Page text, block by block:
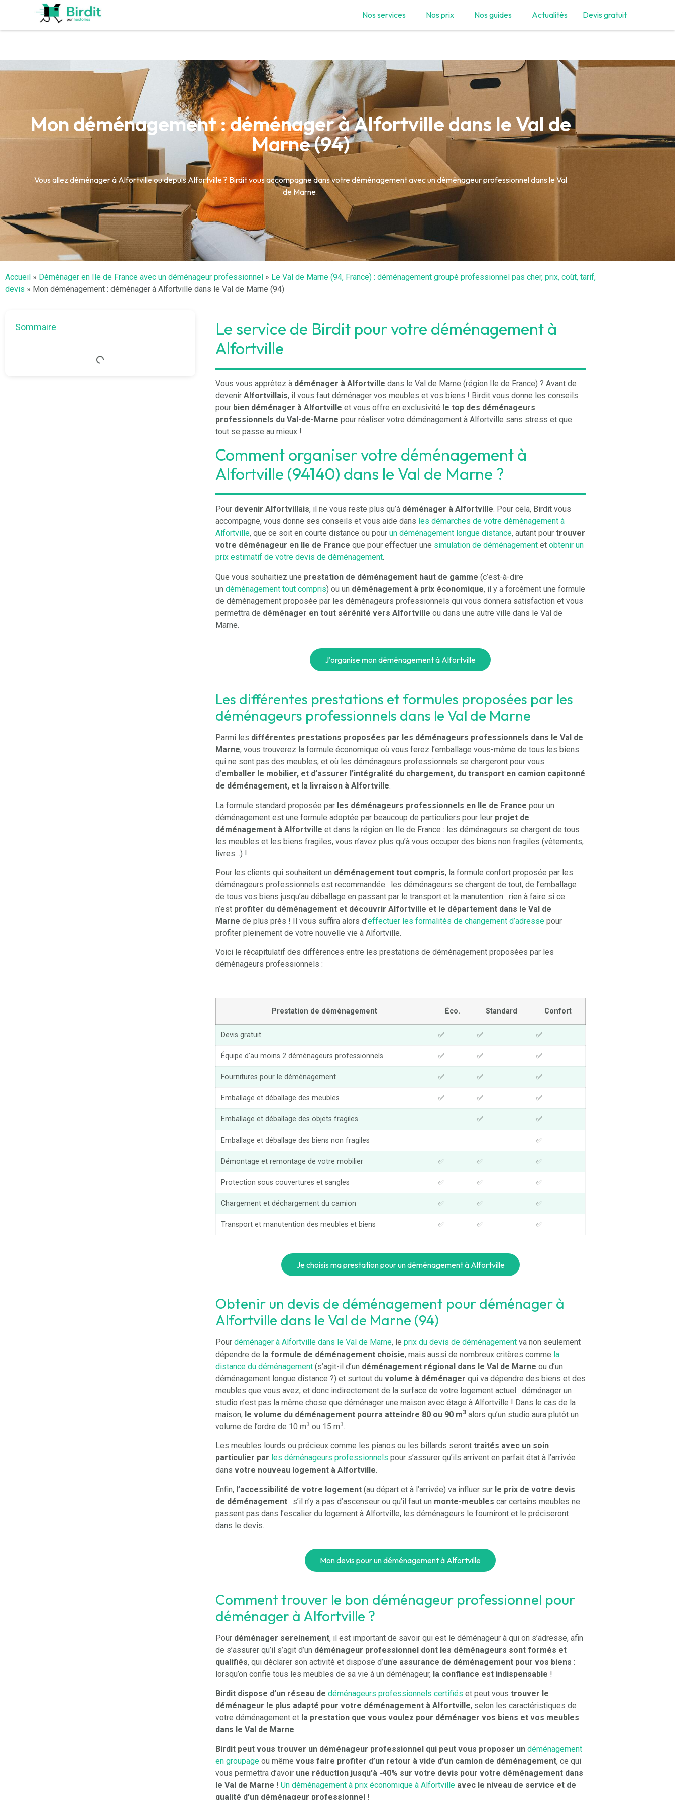
Nos services Nos prix Nos guides Actualités Devis gratuit
Mon déménagement : déménager à Alfortville dans le Val de
Marne (94)
Vous allez déménager à Alfortville ou depuis Alfortville ? Birdit vous accompagne dans votre déménagement avec un déménageur professionnel dans le Val
de Marne.
Accueil » Déménager en Ile de France avec un déménageur professionnel » Le Val de Marne (94, France) : déménagement groupé professionnel pas cher, prix, coût, tarif,
devis » Mon déménagement : déménager à Alfortville dans le Val de Marne (94)
Sommaire
Le service de Birdit pour votre déménagement à
Alfortville
Vous vous apprêtez à déménager à Alfortville dans le Val de Marne (région Ile de France) ? Avant de
devenir Alfortvillais, il vous faut déménager vos meubles et vos biens ! Birditvous donne les conseils
pour bien déménager à Alfortville et vous offre en exclusivité le top des déménageurs
professionnels du Val-de-Marne pour réaliser votre déménagement à Alfortville sans stress et que
tout se passe au mieux !
Comment organiser votre déménagement à
Alfortville (94140) dans le Val de Marne ?
Pour devenir Alfortvillais, il ne vous reste plus qu’à déménager à Alfortville. Pour cela, Birditvous
accompagne, vous donne ses conseils et vous aide dans les démarches de votre déménagement à
Alfortville, que ce soit en courte distance ou pour un déménagement longue distance, autant pour trouver
votre déménageur en Ile de France que pour effectuer une simulation de déménagementet obtenir un
prix estimatif de votre devis de déménagement.
Que vous souhaitiez une prestation de déménagement haut de gamme (c’est-à-dire
un déménagement tout compris) ou un déménagement à prix économique, il y a forcément une formule
de déménagement proposée par les déménageurs professionnels qui vous donnera satisfaction et vous
permettra de déménager en tout sérénité vers Alfortville ou dans une autre ville dans le Val de
Marne.
J'organise mon déménagement à Alfortville
Les différentes prestations et formules proposées par les
déménageurs professionnels dans le Val de Marne
Parmi les différentes prestations proposées par les déménageurs professionnels dans le Val de
Marne, vous trouverez la formule économique où vous ferez l’emballage vous-même de tous les biens
qui ne sont pas des meubles, et où les déménageurs professionnels se chargeront pour vous
d’emballer le mobilier, et d’assurer l’intégralité du chargement, du transport en camion capitonné
de déménagement, et la livraison à Alfortville.
La formule standard proposée par les déménageurs professionnels en Ile de France pour un
déménagement est une formule adoptée par beaucoup de particuliers pour leur projet de
déménagement à Alfortville et dans la région en Ile de France : les déménageurs se chargent de tous
les meubles et les biens fragiles, vous n’avez plus qu’à vous occuper des biens non fragiles (vêtements,
livres…) !
Pour les clients qui souhaitent un déménagement tout compris, la formule confort proposée par les
déménageurs professionnels est recommandée : les déménageurs se chargent de tout, de l’emballage
de tous vos biens jusqu’au déballage en passant par le transport et la manutention : rien à faire si ce
n’est profiter du déménagement et découvrir Alfortville et le département dans le Val de
Marne de plus près ! Il vous suffira alors d’effectuer les formalités de changement d’adressepour
profiter pleinement de votre nouvelle vie à Alfortville.
Voici le récapitulatif des différences entre les prestations de déménagement proposées par les
déménageurs professionnels :
Prestation de déménagement Éco. Standard Confort
Devis gratuit ✅ ✅ ✅
Équipe d'au moins 2 déménageurs professionnels ✅ ✅ ✅
Fournitures pour le déménagement ✅ ✅ ✅
Emballage et déballage des meubles ✅ ✅ ✅
Emballage et déballage des objets fragiles ✅ ✅
Emballage et déballage des biens non fragiles ✅
Démontage et remontage de votre mobilier ✅ ✅ ✅
Protection sous couvertures et sangles ✅ ✅ ✅
Chargement et déchargement du camion ✅ ✅ ✅
Transport et manutention des meubles et biens ✅ ✅ ✅
Je choisis ma prestation pour un déménagement à Alfortville
Obtenir un devis de déménagement pour déménager à
Alfortville dans le Val de Marne (94)
Pour déménager à Alfortville dans le Val de Marne, le prix du devis de déménagementva non seulement
dépendre de la formule de déménagement choisie, mais aussi de nombreux critères comme la
distance du déménagement(s’agit-il d’un déménagement régional dans le Val de Marne ou d’un
déménagement longue distance ?) et surtout du volume à déménager qui va dépendre des biens et des
meubles que vous avez, et donc indirectement de la surface de votre logement actuel : déménager un
studio n’est pas la même chose que déménager une maison avec étage à Alfortville ! Dans le cas de la
maison, le volume du déménagement pourra atteindre 80 ou 90 m3alors qu’un studio aura plutôt un
volume de l’ordre de 10 m3 ou 15 m3.
Les meubles lourds ou précieux comme les pianos ou les billards seront traités avec un soin
particulier par les déménageurs professionnels pour s’assurer qu’ils arrivent en parfait état à l’arrivée
dans votre nouveau logement à Alfortville.
Enfin, l’accessibilité de votre logement(au départ et à l’arrivée) va influer sur le prix de votre devis
de déménagement: s’il n’y a pas d’ascenseur ou qu’il faut un monte-meubles car certains meubles ne
passent pas dans l’escalier du logement à Alfortville, les déménageurs le fourniront et le préciseront
dans le devis.
Mon devis pour un déménagement à Alfortville
Comment trouver le bon déménageur professionnel pour
déménager à Alfortville ?
Pour déménager sereinement, il est important de savoir qui est le déménageur à qui on s’adresse, afin
de s’assurer qu’il s’agit d’un déménageur professionnel dont les déménageurs sont formés et
qualifiés, qui déclarer son activité et dispose d’une assurance de déménagement pour vos biens :
lorsqu’on confie tous les meubles de sa vie à un déménageur, la confiance est indispensable !
Birditdispose d’un réseau de déménageurs professionnels certifiés et peut vous trouver le
déménageur le plus adapté pour votre déménagement à Alfortville, selon les caractéristiques de
votre déménagement et l a prestation que vous voulez pour déménager vos biens et vos meubles
dans le Val de Marne.
Birditpeut vous trouver un déménageur professionnel qui peut vous proposer un déménagement
en groupageou même vous faire profiter d’un retour à vide d’un camion de déménagement, ce qui
vous permettra d’avoir une réduction jusqu’à -40% sur votre devis pour votre déménagement dans
le Val de Marne ! Un déménagement à prix économique à Alfortvilleavec le niveau de service et de
qualité d’un déménageur professionnel !